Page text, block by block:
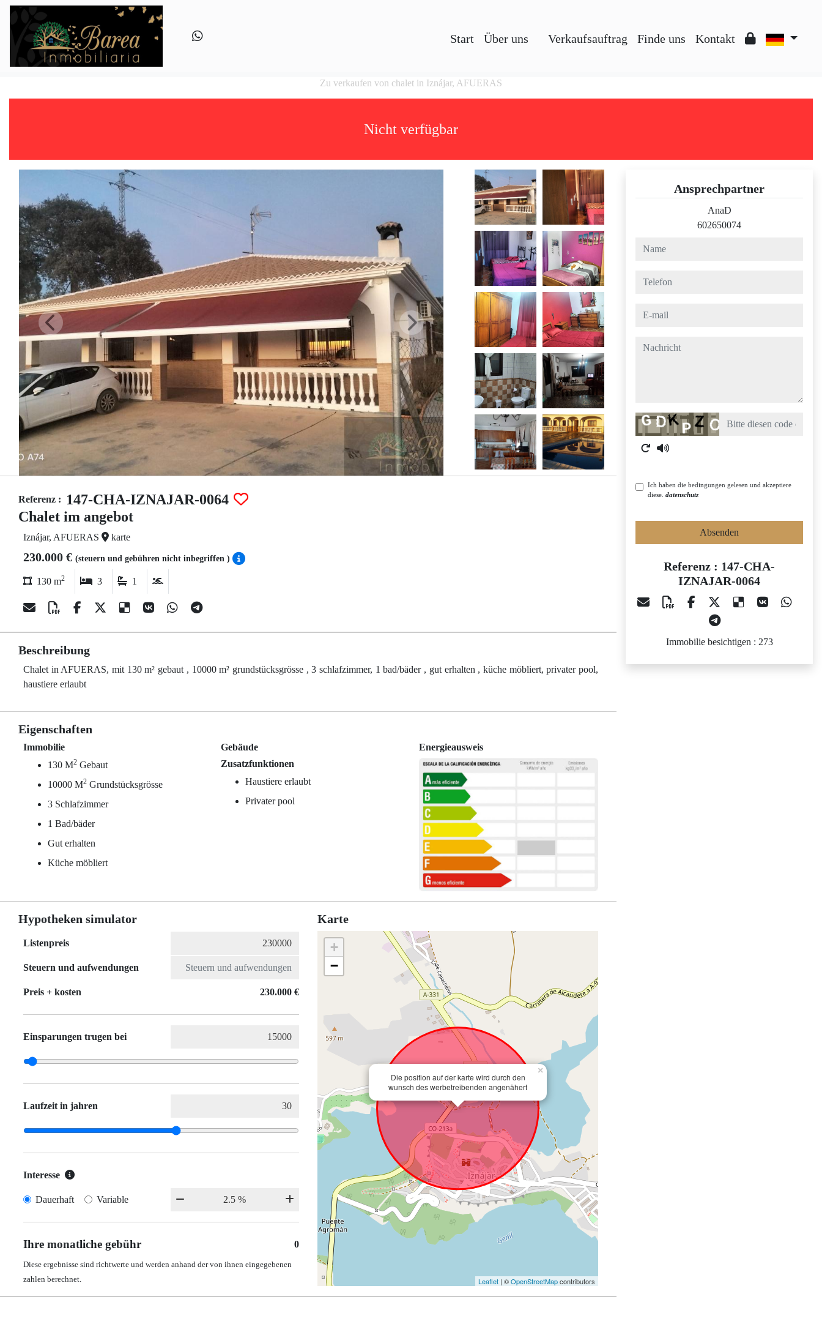
Start Über uns Verkaufsauftrag Finde uns Kontakt
Zu verkaufen von chalet in Iznájar, AFUERAS
Nicht verfügbar
Referenz :
147-CHA-IZNAJAR-0064
Chalet im angebot
Iznájar, AFUERAS karte
230.000 € (steuern und gebühren nicht inbegriffen )
130 m2 3 1
Beschreibung
Chalet in AFUERAS, mit 130 m² gebaut , 10000 m² grundstücksgrösse , 3 schlafzimmer, 1 bad/bäder , gut erhalten , küche möbliert, privater pool,
haustiere erlaubt
Eigenschaften
Immobilie
130 M2 Gebaut
10000 M2 Grundstücksgrösse
3 Schlafzimmer
1 Bad/bäder
Gut erhalten
Küche möbliert
Gebäude
Zusatzfunktionen
Haustiere erlaubt
Privater pool
Energieausweis
Hypotheken simulator
Listenpreis
Steuern und aufwendungen
Preis + kosten 230.000 €
Einsparungen trugen bei
Laufzeit in jahren
Interesse
Dauerhaft Variable
Ihre monatliche gebühr 0
Diese ergebnisse sind richtwerte und werden anhand der von ihnen eingegebenen
zahlen berechnet.
Karte
Die position auf der karte wird durch den
wunsch des werbetreibenden angenähert
×
+
−
Leaflet | ©OpenStreetMapcontributors
Ansprechpartner
AnaD
602650074
name
telefon
e-mail
nachricht
Captcha
Ich haben die bedingungen gelesen und akzeptiere
diese. datenschutz
Absenden
Referenz : 147-CHA-
IZNAJAR-0064
Immobilie besichtigen : 273